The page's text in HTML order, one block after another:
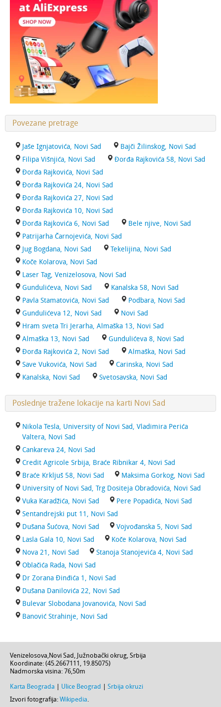
Povezane pretrage
Jaše Ignjatovića, Novi Sad
Bajči Žilinskog, Novi Sad
Filipa Višnjića, Novi Sad
Đorđa Rajkovića 58, Novi Sad
Đorđa Rajkovića, Novi Sad
Đorđa Rajkovića 24, Novi Sad
Đorđa Rajkovića 27, Novi Sad
Đorđa Rajkovića 10, Novi Sad
Đorđa Rajkovića 6, Novi Sad
Bele njive, Novi Sad
Patrijarha Čarnojevića, Novi Sad
Jug Bogdana, Novi Sad
Tekelijina, Novi Sad
Koče Kolarova, Novi Sad
Laser Tag, Venizelosova, Novi Sad
Gundulićeva, Novi Sad
Kanalska 58, Novi Sad
Pavla Stamatovića, Novi Sad
Podbara, Novi Sad
Gundulićeva 12, Novi Sad
Novi Sad
Hram sveta Tri Jerarha, Almaška 13, Novi Sad
Almaška 13, Novi Sad
Gundulićeva 8, Novi Sad
Đorđa Rajkovića 2, Novi Sad
Almaška, Novi Sad
Save Vukovića, Novi Sad
Carinska, Novi Sad
Kanalska, Novi Sad
Svetosavska, Novi Sad
Poslednje tražene lokacije na karti Novi Sad
Nikola Tesla, University of Novi Sad, Vladimira Perića
Valtera, Novi Sad
Cankareva 24, Novi Sad
Credit Agricole Srbija, Braće Ribnikar 4, Novi Sad
Braće Krkljuš 58, Novi Sad
Maksima Gorkog, Novi Sad
University of Novi Sad, Trg Dositeja Obradovića, Novi Sad
Vuka Karadžića, Novi Sad
Pere Popadića, Novi Sad
Sentandrejski put 11, Novi Sad
Dušana Šućova, Novi Sad
Vojvođanska 5, Novi Sad
Lasla Gala 10, Novi Sad
Koče Kolarova, Novi Sad
Nova 21, Novi Sad
Stanoja Stanojevića 4, Novi Sad
Oblačića Rada, Novi Sad
Dr Zorana Đinđića 1, Novi Sad
Dušana Danilovića 22, Novi Sad
Bulevar Slobodana Jovanovića, Novi Sad
Banović Strahinje, Novi Sad
Venizelosova,Novi Sad, Južnobački okrug, Srbija
Koordinate: (45.2667111 , 19.85075)
Nadmorska visina: 76,50m
Karta Beograda Ulice Beograd
Srbija okruzi
Izvori fotografija: Wikipedia.